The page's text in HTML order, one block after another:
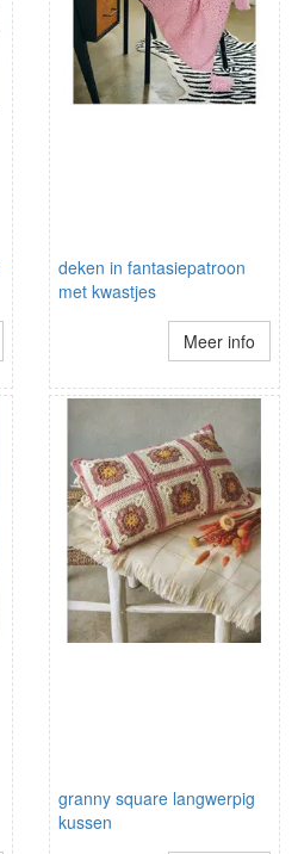
deken in fantasiepatroon
met kwastjes
Meer info
granny square langwerpig
kussen